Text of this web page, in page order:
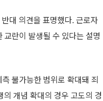
대 의견을 표명했다. 근로자
란이 발생될 수 있다는 설명
불가능한 범위로 확대돼 죄
개념 확대의 경우 고도의 경